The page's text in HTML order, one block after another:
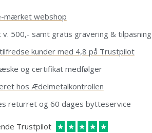
mærket webshop
v. 500,- samt gratis gravering & tilpasning
kunder med 4,8 på Trustpilot
og certifikat medfølger
hos Ædelmetalkontrollen
returret og 60 dages bytteservice
Trustpilot ★ ★ ★ ★ ★